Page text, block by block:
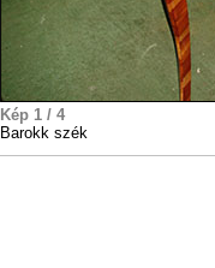
Kép 1 / 4
Barokk szék